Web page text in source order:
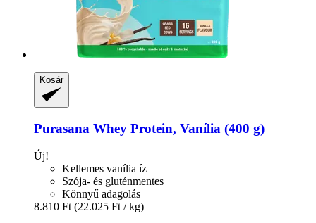
Kosár
Purasana Whey Protein, Vanília (400 g)
Új!
Kellemes vanília íz
Szója- és gluténmentes
Könnyű adagolás
8.810 Ft (22.025 Ft / kg)